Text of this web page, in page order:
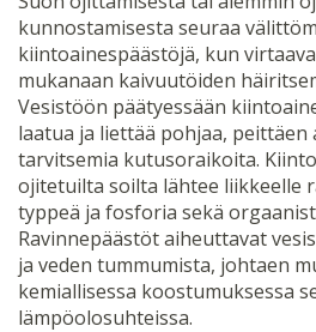
kunnostamisesta seuraa
kiintoainespäästöjä, kun
mukanaan kaivuutöiden
Vesistöön päätyessään
laatua ja liettää pohjaa, peittäen
tarvitsemia kutusoraikoita.
ojitetuilta soilta lähtee liikkeelle
typpeä ja fosforia sekä
Ravinnepäästöt aiheuttavat
ja veden tummumista, johtaen
kemiallisessa koostumuksessa
lämpöolosuhteissa.